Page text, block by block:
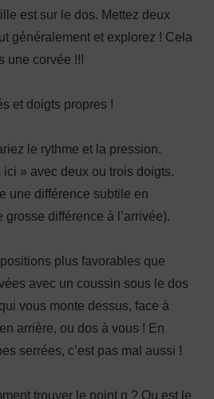
est sur le dos. Mettez deux
généralement et explorez ! Cela
une corvée !!!
et doigts propres !
le rythme et la pression.
» avec deux ou trois doigts.
une différence subtile en
différence à l’arrivée).
plus favorables que
avec un coussin sous le dos
vous monte dessus, face à
arrière, ou dos à vous ! En
serrées, c’est pas mal aussi !
trouver le point g ? Ou est le